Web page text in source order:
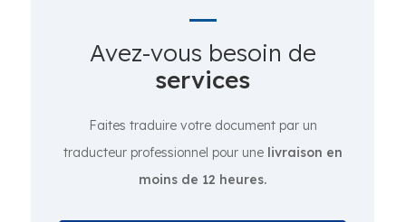
Avez-vous besoin de
services
Faites traduire votre document par un
traducteur professionnel pour une livraison en
moins de 12 heures.